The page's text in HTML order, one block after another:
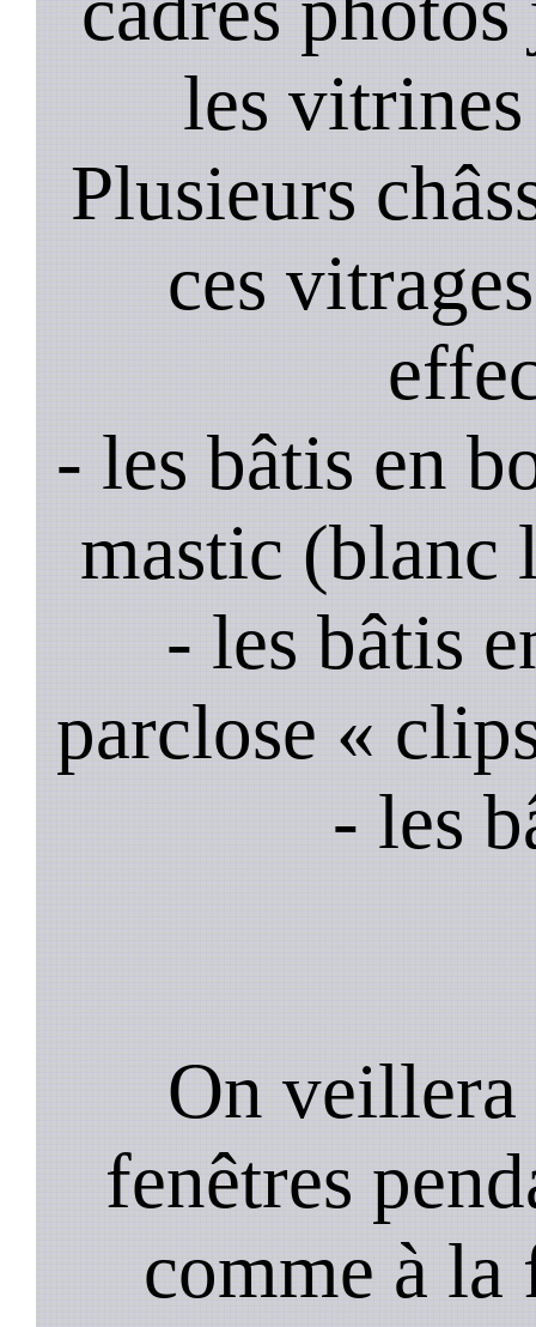
les
Plusieurs
ces
- les bâtis en
mastic (blanc
- les bâtis
parclose «
- les
On veillera
fenêtres
comme à